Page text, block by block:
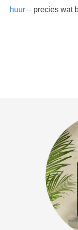
huur – precies wat